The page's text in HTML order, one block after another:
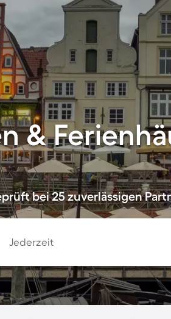
&
bei 25 zuverlässigen
Jederzeit